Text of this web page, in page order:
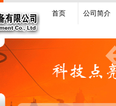
首页 公司简介